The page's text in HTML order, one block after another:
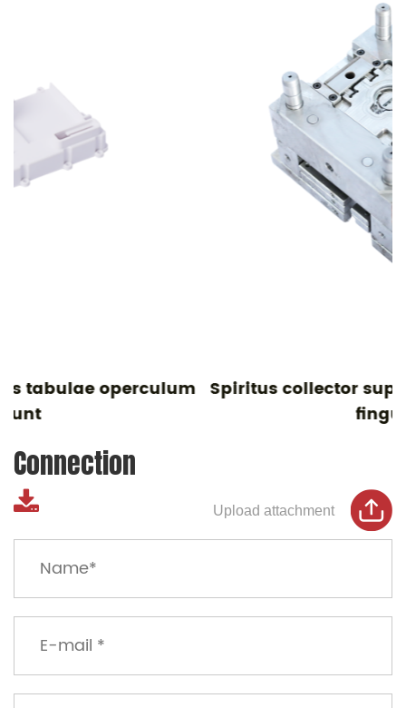
Spiritus collector superius operimentum
Connection
Upload attachment